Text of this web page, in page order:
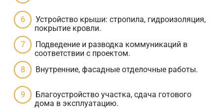
Устройство крыши: стропила, гидроизоляция,
покрытие кровли.
Подведение и разводка коммуникаций в
соответствии с проектом.
Внутренние, фасадные отделочные работы.
Благоустройство участка, сдача готового
дома в эксплуатацию.